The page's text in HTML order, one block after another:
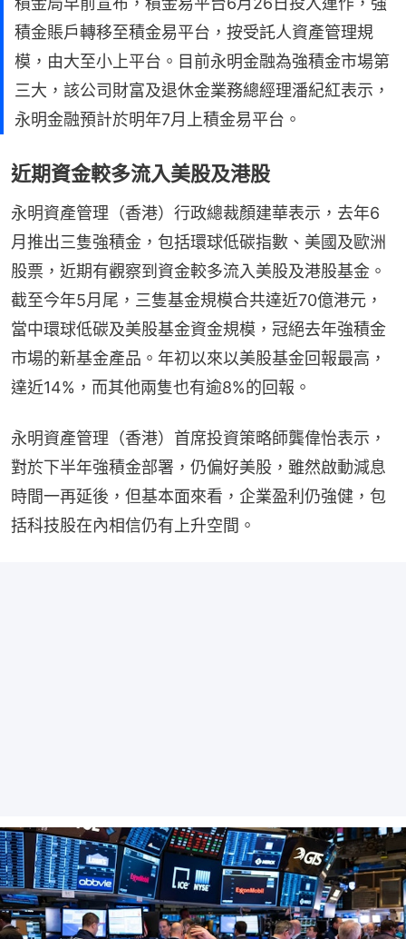
積金賬戶轉移至積金易平台，按受託人資產管理規
模，由大至小上平台。目前永明金融為強積金市場第
三大，該公司財富及退休金業務總經理潘紀紅表示，
永明金融預計於明年7月上積金易平台。
近期資金較多流入美股及港股
永明資產管理（香港）行政總裁顏建華表示，去年6
月推出三隻強積金，包括環球低碳指數、美國及歐洲
股票，近期有觀察到資金較多流入美股及港股基金。
截至今年5月尾，三隻基金規模合共達近70億港元，
當中環球低碳及美股基金資金規模，冠絕去年強積金
市場的新基金產品。年初以來以美股基金回報最高，
達近14%，而其他兩隻也有逾8%的回報。
永明資產管理（香港）首席投資策略師龔偉怡表示，
對於下半年強積金部署，仍偏好美股，雖然啟動減息
時間一再延後，但基本面來看，企業盈利仍強健，包
括科技股在內相信仍有上升空間。